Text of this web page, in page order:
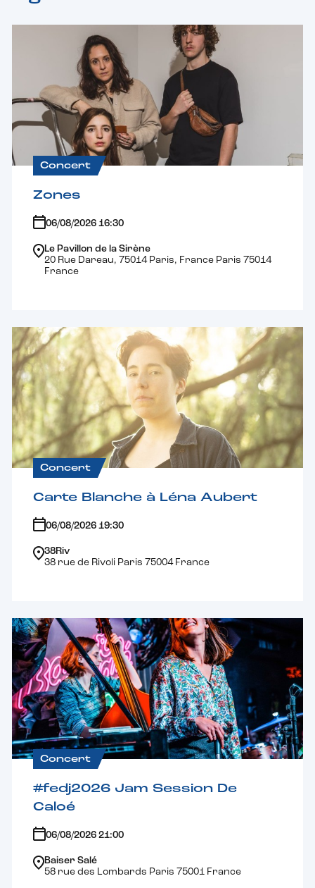
Concert
Zones
06/08/2026 16:30
Le Pavillon de la Sirène
20 Rue Dareau, 75014 Paris, France Paris 75014
France
Concert
Carte Blanche à Léna Aubert
06/08/2026 19:30
38Riv
38 rue de Rivoli Paris 75004 France
Concert
#fedj2026 Jam Session De
Caloé
06/08/2026 21:00
Baiser Salé
58 rue des Lombards Paris 75001 France